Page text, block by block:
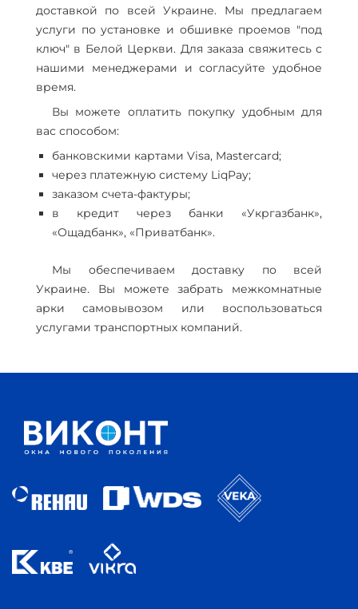
доставкой по всей Украине. Мы предлагаем
услуги по установке и обшивке проемов "под
ключ" в Белой Церкви. Для заказа свяжитесь с
нашими менеджерами и согласуйте удобное
время.
Вы можете оплатить покупку удобным для
вас способом:
банковскими картами Visa, Mastercard;
через платежную систему LiqPay;
заказом счета-фактуры;
в кредит через банки «Укргазбанк»,
«Ощадбанк», «Приватбанк».
Мы обеспечиваем доставку по всей
Украине. Вы можете забрать межкомнатные
арки самовывозом или воспользоваться
услугами транспортных компаний.